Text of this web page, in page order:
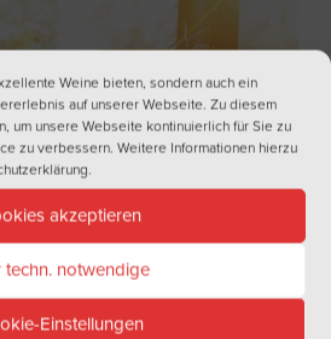
Weine bieten, sondern auch ein
auf unserer Webseite. Zu diesem
um unsere Webseite kontinuierlich für Sie zu
zu verbessern. Weitere Informationen hierzu
.
akzeptieren
techn. notwendige
Einstellungen
und Wein